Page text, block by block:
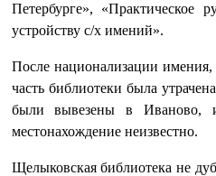
Петербурге», «Практическое
устройству с/х имений».
После национализации
часть библиотеки была
были вывезены в Иваново,
местонахождение неизвестно.
Щелыковская библиотека не